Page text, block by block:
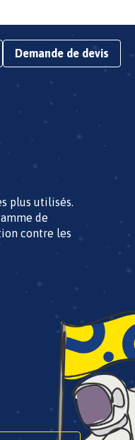
Demande de devis
plus utilisés.
de
contre les